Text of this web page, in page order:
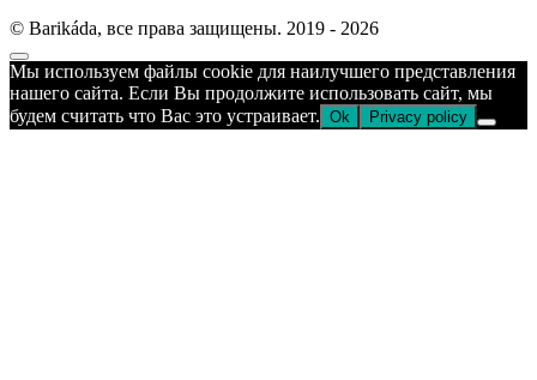
© Barikáda, все права защищены. 2019 - 2026
Прокрутка
к
верху
Мы используем файлы cookie для наилучшего представления
нашего сайта. Если Вы продолжите использовать сайт, мы
будем считать что Вас это устраивает. Ok Privacy policy